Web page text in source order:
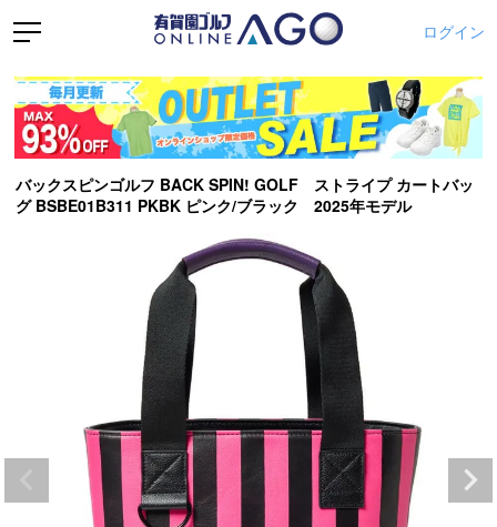
ログイン
バックスピンゴルフ BACK SPIN! GOLF ストライプ カートバッ
グ BSBE01B311 PKBK ピンク/ブラック 2025年モデル